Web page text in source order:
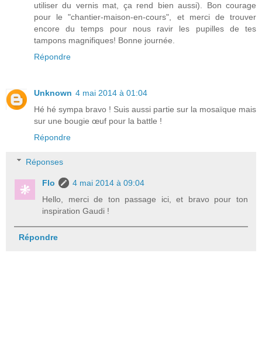
utiliser du vernis mat, ça rend bien aussi). Bon courage
pour le "chantier-maison-en-cours", et merci de trouver
encore du temps pour nous ravir les pupilles de tes
tampons magnifiques! Bonne journée.
Répondre
Unknown 4 mai 2014 à 01:04
Hé hé sympa bravo ! Suis aussi partie sur la mosaïque mais
sur une bougie œuf pour la battle !
Répondre
Réponses
Flo
4 mai 2014 à 09:04
Hello, merci de ton passage ici, et bravo pour ton
inspiration Gaudi !
Répondre